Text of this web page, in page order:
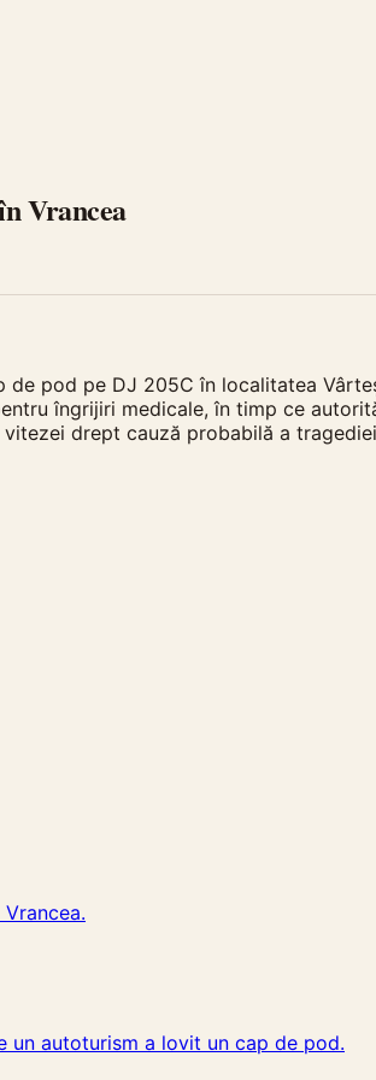
Vrancea
pod pe DJ 205C în localitatea
îngrijiri medicale, în timp ce
drept cauză probabilă a
un autoturism a lovit un cap de pod.